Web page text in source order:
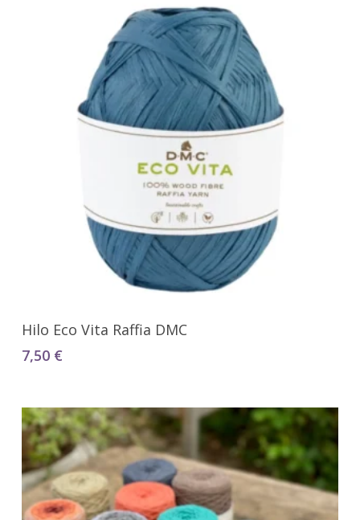
Seleccionar Opciones
Hilo Eco Vita Raffia DMC
7,50 €